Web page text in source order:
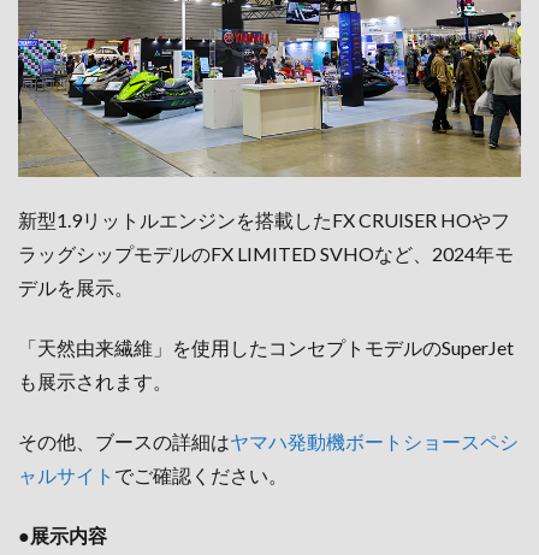
新型1.9リットルエンジンを搭載したFX CRUISER HOやフ
ラッグシップモデルのFX LIMITED SVHOなど、2024年モ
デルを展示。
「天然由来繊維」を使用したコンセプトモデルのSuperJet
も展示されます。
その他、ブースの詳細はヤマハ発動機ボートショースペシ
ャルサイト でご確認ください。
●展示内容